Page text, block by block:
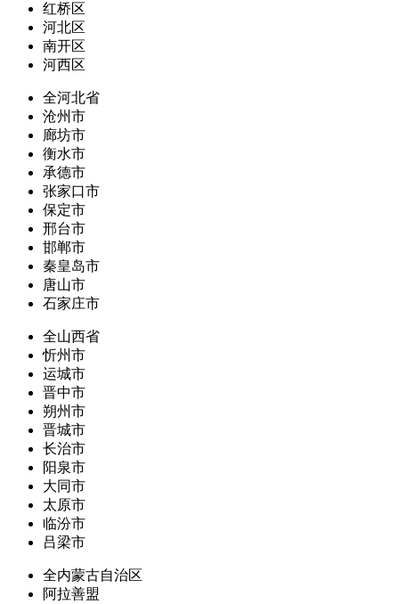
红桥区
河北区
南开区
河西区
全河北省
沧州市
廊坊市
衡水市
承德市
张家口市
保定市
邢台市
邯郸市
秦皇岛市
唐山市
石家庄市
全山西省
忻州市
运城市
晋中市
朔州市
晋城市
长治市
阳泉市
大同市
太原市
临汾市
吕梁市
全内蒙古自治区
阿拉善盟